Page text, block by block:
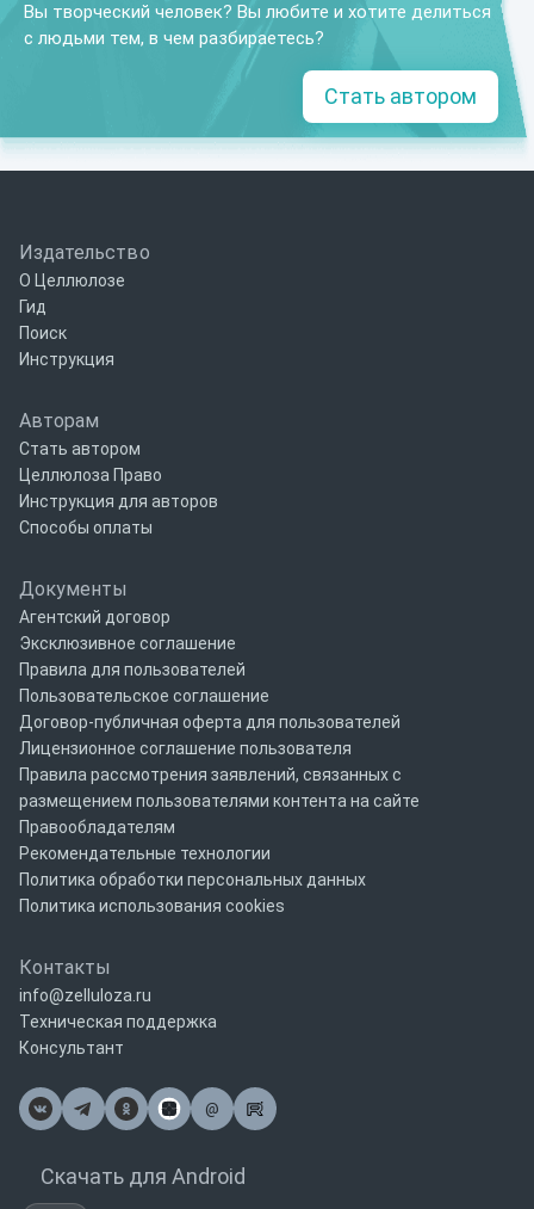
Вы творческий человек? Вы любите и хотите делиться
с людьми тем, в чем разбираетесь?
Стать автором
Издательство
О Целлюлозе
Гид
Поиск
Инструкция
Авторам
Стать автором
Целлюлоза Право
Инструкция для авторов
Способы оплаты
Документы
Агентский договор
Эксклюзивное соглашение
Правила для пользователей
Пользовательское соглашение
Договор-публичная оферта для пользователей
Лицензионное соглашение пользователя
Правила рассмотрения заявлений, связанных с
размещением пользователями контента на сайте
Правообладателям
Рекомендательные технологии
Политика обработки персональных данных
Политика использования cookies
Контакты
info@zelluloza.ru
Техническая поддержка
Консультант
@
Почта
Скачать для Android